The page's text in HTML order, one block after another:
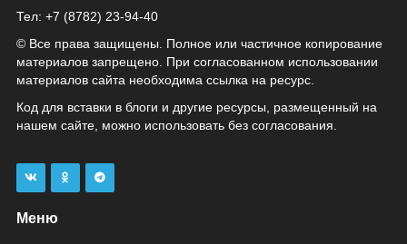
Тел: +7 (8782) 23‑94‑40
© Все права защищены. Полное или частичное копирование
материалов запрещено. При согласованном использовании
материалов сайта необходима ссылка на ресурс.
Код для вставки в блоги и другие ресурсы, размещенный на
нашем сайте, можно использовать без согласования.
Меню